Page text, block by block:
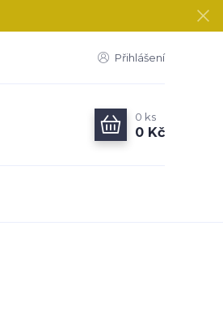
Přihlášení
0 ks
0 Kč